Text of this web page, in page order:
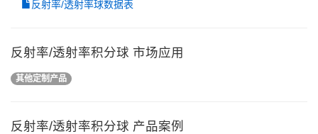
反射率/透射率球数据表
反射率/透射率积分球 市场应用
其他定制产品
反射率/透射率积分球 产品案例